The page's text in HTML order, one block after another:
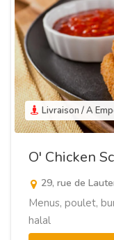
Livraison / A
O' Chicken
29, rue de
Menus, poulet,
halal